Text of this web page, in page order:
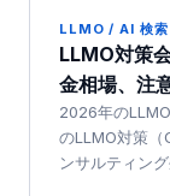
LLMO / AI 検索
LLMO対策
金相場、注
2026年の
のLLMO対策（
ンサルティン